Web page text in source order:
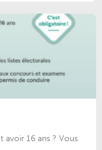
avoir 16 ans ? Vous